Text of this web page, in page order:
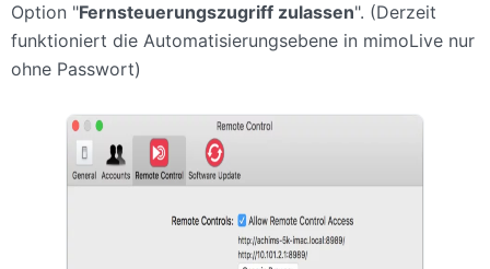
Option "Fernsteuerungszugriff zulassen". (Derzeit
funktioniert die Automatisierungsebene in mimoLive nur
ohne Passwort)